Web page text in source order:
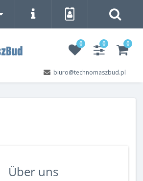
0 0 0
biuro@technomaszbud.pl
Über uns